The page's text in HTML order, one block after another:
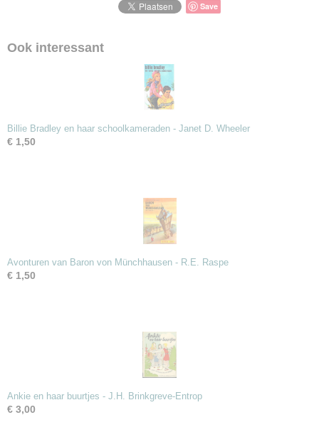
Save
Ook interessant
Billie Bradley en haar schoolkameraden - Janet D. Wheeler
€ 1,50
Avonturen van Baron von Münchhausen - R.E. Raspe
€ 1,50
Ankie en haar buurtjes - J.H. Brinkgreve-Entrop
€ 3,00